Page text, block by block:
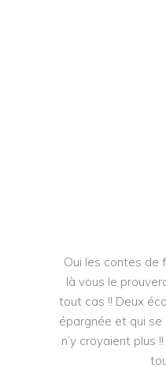
Oui les contes de
là vous le
tout cas !! Deux
épargnée et qui se
n’y croyaient plus